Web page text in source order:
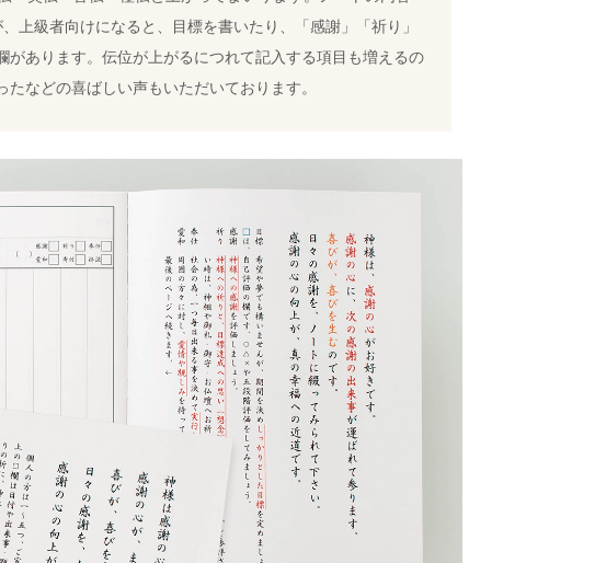
上級者向けになると、目標を書いたり、「感謝」「祈り」
があります。伝位が上がるにつれて記入する項目も増えるの
などの喜ばしい声もいただいております。